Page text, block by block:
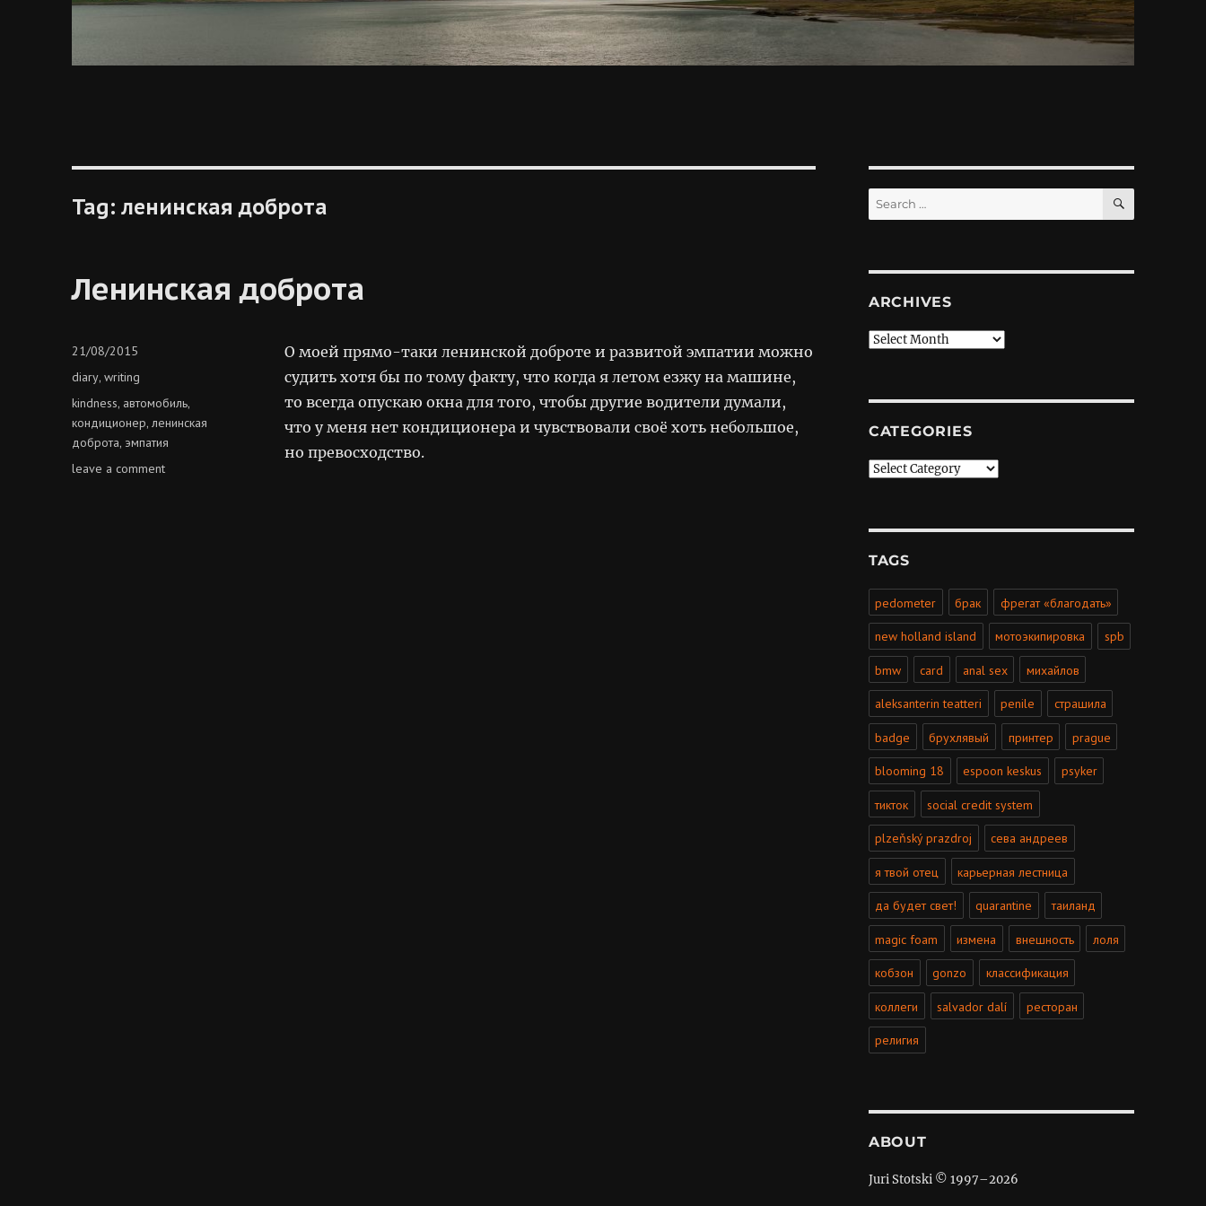
Tag:ленинская доброта
Ленинская доброта
О моей прямо-таки ленинской доброте и развитой эмпатии можно
судить хотя бы по тому факту, что когда я летом езжу на машине,
то всегда опускаю окна для того, чтобы другие водители думали,
что у меня нет кондиционера и чувствовали своё хоть небольшое,
но превосходство.
Posted
21/08/2015
Categories
diary,writing
Tags
kindness, автомобиль,
кондиционер, ленинская
доброта, эмпатия
leave a commenton
Search
for:
SEARCH
ARCHIVES
Archives
CATEGORIES
Categories
TAGS
pedometer брак фрегат «благодать»
new holland island мотоэкипировка spb
bmw card anal sex михайлов
aleksanterin teatteri penile страшила
badge брухлявый принтер prague
blooming 18 espoon keskus psyker
тикток social credit system
plzeňský prazdroj сева андреев
я твой отец карьерная лестница
да будет свет! quarantine таиланд
magic foam измена внешность лоля
кобзон gonzo классификация
коллеги salvador dalí ресторан
религия
ABOUT
Juri Stotski © 1997–2026